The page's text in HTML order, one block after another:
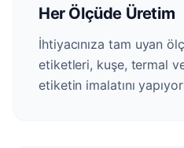
Her Ölçüde Üretim
İhtiyacınıza tam uyan
etiketleri, kuşe, termal
etiketin imalatını